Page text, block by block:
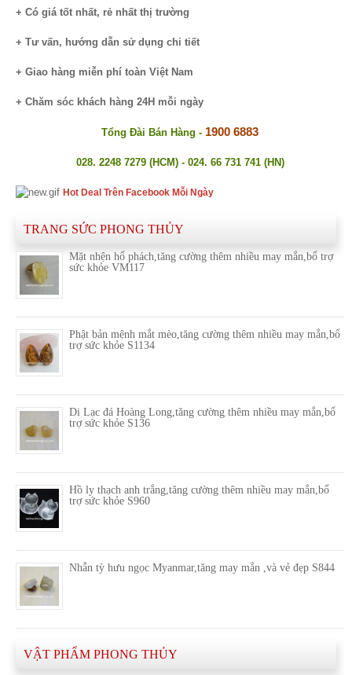
+ Có giá tốt nhất, rẻ nhất thị trường
+ Tư vấn, hướng dẫn sử dụng chi tiết
+ Giao hàng miễn phí toàn Việt Nam
+ Chăm sóc khách hàng 24H mỗi ngày
Tổng Đài Bán Hàng - 1900 6883
028. 2248 7279 (HCM) - 024. 66 731 741 (HN)
Hot Deal Trên Facebook Mỗi Ngày
TRANG SỨC PHONG THỦY
Mặt nhện hổ phách,tăng cường thêm nhiều may mắn,bổ trợ
sức khỏe VM117
Phật bản mệnh mắt mèo,tăng cường thêm nhiều may mắn,bổ
trợ sức khỏe S1134
Di Lạc đá Hoàng Long,tăng cường thêm nhiều may mắn,bổ
trợ sức khỏe S136
Hồ ly thạch anh trắng,tăng cường thêm nhiều may mắn,bổ
trợ sức khỏe S960
Nhẫn tỳ hưu ngọc Myanmar,tăng may mắn ,và vẻ đẹp S844
VẬT PHẨM PHONG THỦY